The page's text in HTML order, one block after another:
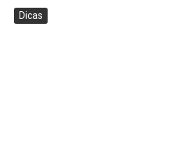
Dicas